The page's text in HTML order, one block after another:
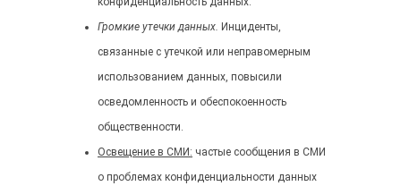
Громкие утечки данных. Инциденты,
связанные с утечкой или неправомерным
использованием данных, повысили
осведомленность и обеспокоенность
общественности.
Освещение в СМИ: частые сообщения в СМИ
о проблемах конфиденциальности данных